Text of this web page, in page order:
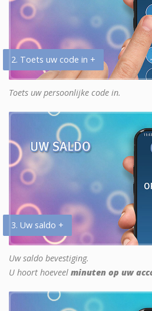
2. Toets uw code in +
Toets uw persoonlijke code in.
3. Uw saldo +
Uw saldo bevestiging.
U hoort hoeveel minuten op uw